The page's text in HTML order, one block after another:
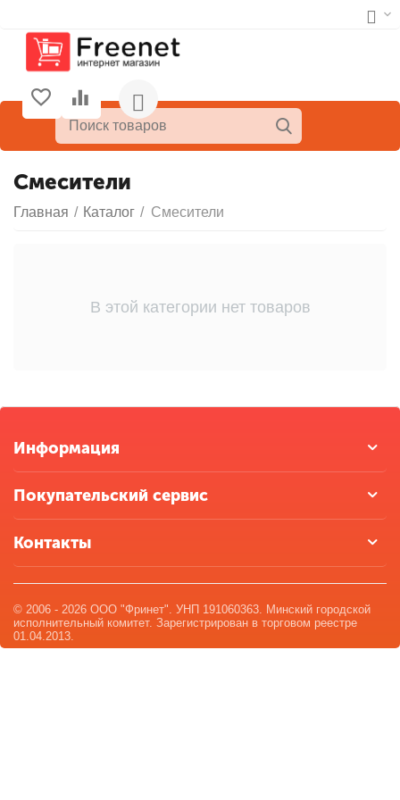
Смесители
Главная / Каталог / Смесители
В этой категории нет товаров
Информация
Покупательский сервис
Контакты
© 2006 - 2026 ООО "Фринет". УНП 191060363. Минский городской
исполнительный комитет. Зарегистрирован в торговом реестре
01.04.2013.